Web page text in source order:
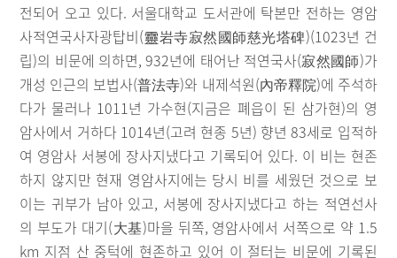
전되어 오고 있다. 서울대학교 도서관에 탁본만 전하는 영암
사적연국사자광탑비(靈岩寺寂然國師慈光塔碑)(1023년 건
립)의 비문에 의하면, 932년에 태어난 적연국사(寂然國師)가
개성 인근의 보법사(普法寺)와 내제석원(內帝釋院)에 주석하
다가 물러나 1011년 가수현(지금은 폐읍이 된 삼가현)의 영
암사에서 거하다 1014년(고려 현종 5년) 향년 83세로 입적하
여 영암사 서봉에 장사지냈다고 기록되어 있다. 이 비는 현존
하지 않지만 현재 영암사지에는 당시 비를 세웠던 것으로 보
이는 귀부가 남아 있고, 서봉에 장사지냈다고 하는 적연선사
의 부도가 대기(大基)마을 뒤쪽, 영암사에서 서쪽으로 약 1.5
km 지점 산 중턱에 현존하고 있어 이 절터는 비문에 기록된